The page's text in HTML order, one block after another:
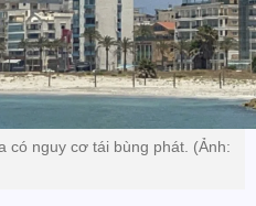
có nguy cơ tái bùng phát. (Ảnh: